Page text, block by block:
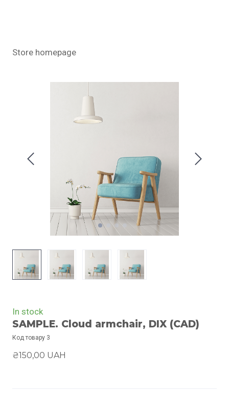
Store homepage
In stock
SAMPLE. Cloud armchair, DIX (CAD)
Код товару 3
₴150,00 UAH